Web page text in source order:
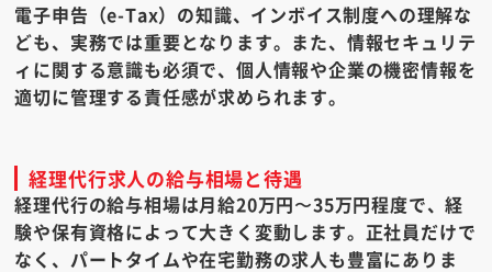
電子申告（e-Tax）の知識、インボイス制度への理解な
ども、実務では重要となります。また、情報セキュリテ
ィに関する意識も必須で、個人情報や企業の機密情報を
適切に管理する責任感が求められます。
経理代行求人の給与相場と待遇
経理代行の給与相場は月給20万円〜35万円程度で、経
験や保有資格によって大きく変動します。正社員だけで
なく、パートタイムや在宅勤務の求人も豊富にありま